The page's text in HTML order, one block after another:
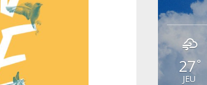
27 °
JEU